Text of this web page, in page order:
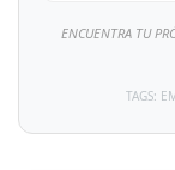
ENCUENTRA TU
TAGS: